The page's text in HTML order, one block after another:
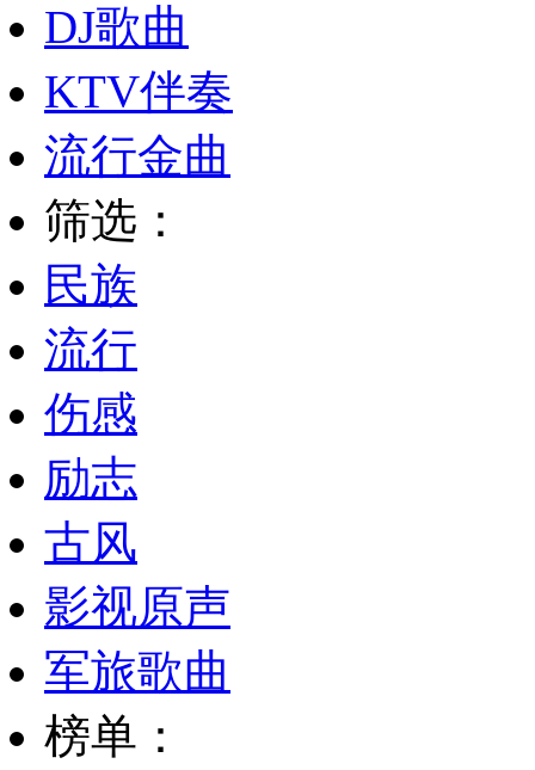
DJ歌曲
KTV伴奏
流行金曲
筛选：
民族
流行
伤感
励志
古风
影视原声
军旅歌曲
榜单：